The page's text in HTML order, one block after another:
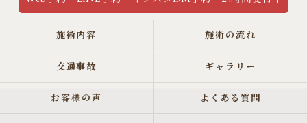
施術内容 施術の流れ
交通事故 ギャラリー
お客様の声 よくある質問